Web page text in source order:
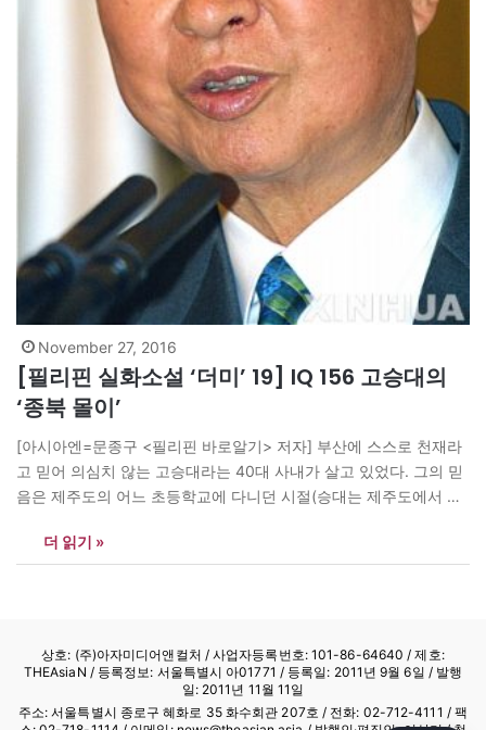
November 27, 2016
[필리핀 실화소설 ‘더미’ 19] IQ 156 고승대의
‘종북 몰이’
[아시아엔=문종구 <필리핀 바로알기> 저자] 부산에 스스로 천재라
고 믿어 의심치 않는 고승대라는 40대 사내가 살고 있었다. 그의 믿
음은 제주도의 어느 초등학교에 다니던 시절(승대는 제주도에서 태
있었던 아이큐 테스트에서 156이라는 경이로운 점수를 받았던 것에
기인했다. 그때 그는 선생님들의 비상한 관심을 받았고, 많은 학생
더 읽기 »
상호: (주)아자미디어앤컬처 /사업자등록번호: 101-86-64640 / 제호:
THEAsiaN / 등록정보: 서울특별시 아01771 / 등록일: 2011년 9월 6일 / 발행
일: 2011년 11월 11일
주소: 서울특별시 종로구 혜화로 35 화수회관 207호 / 전화: 02-712-4111 / 팩